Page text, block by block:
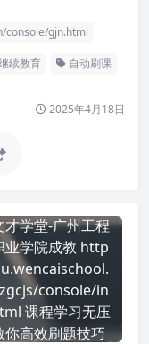
console/gjn.html
续教育 自动刷课
2025年4月18日
才学堂-广州工程
业学院成教 http
console/in
课程学习无压
你高效刷题技巧